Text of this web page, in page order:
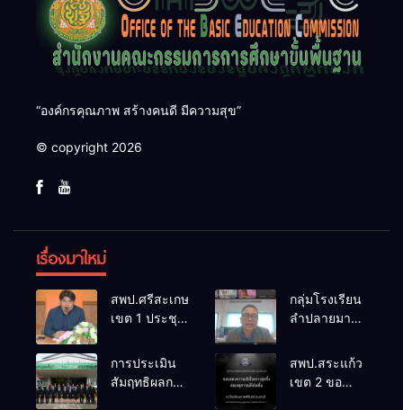
“องค์กรคุณภาพ สร้างคนดี มีความสุข”
© copyright 2026
เรื่องมาใหม่
สพป.ศรีสะเกษ
เขต 1 ประชุม
จัดการ
แข่งขันงาน
ศิลปหัตถกรรม
กลุ่มโรงเรียน
ลำปลายมาศ
เคลื่อน RT,
NT, O-NET
การประเมิน
สัมฤทธิผลการ
สพป.สระแก้ว
เขต 2 ขอ